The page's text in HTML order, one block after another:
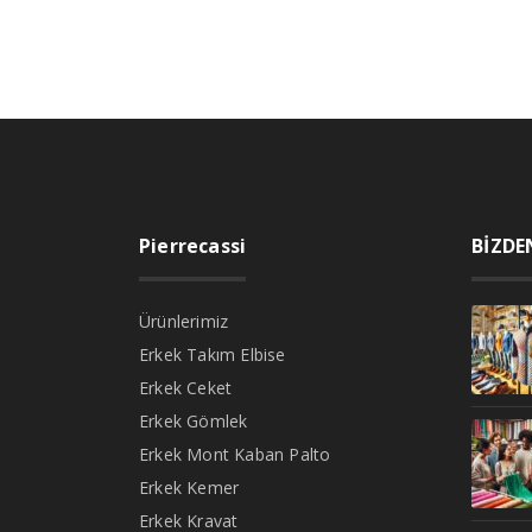
Pierrecassi
Ürünlerimiz
Erkek Takım Elbise
Erkek Ceket
Erkek Gömlek
Erkek Mont Kaban Palto
Erkek Kemer
Erkek Kravat